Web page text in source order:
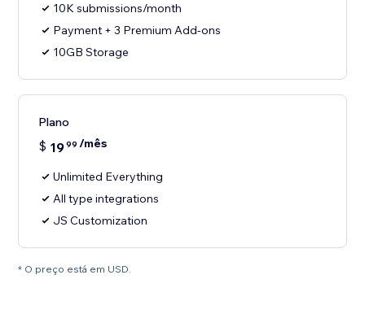
10K submissions/month
Payment + 3 Premium Add-ons
10GB Storage
Plano
$ 1999 /mês
Unlimited Everything
All type integrations
JS Customization
* O preço está em USD.